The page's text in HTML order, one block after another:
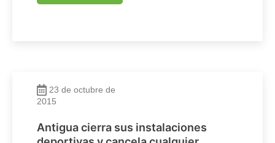
23 de octubre de
2015
Antigua cierra sus instalaciones